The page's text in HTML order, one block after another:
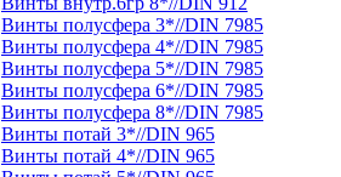
Винты полусфера 3*//DIN 7985
Винты полусфера 4*//DIN 7985
Винты полусфера 5*//DIN 7985
Винты полусфера 6*//DIN 7985
Винты полусфера 8*//DIN 7985
Винты потай 3*//DIN 965
Винты потай 4*//DIN 965